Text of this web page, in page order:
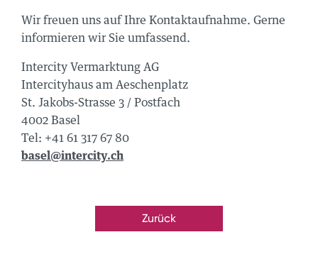
finden:
Wir freuen uns auf Ihre Kontaktaufnahme. Gerne
informieren wir Sie umfassend.
Intercity Vermarktung AG
Intercityhaus am Aeschenplatz
St. Jakobs-Strasse 3 / Postfach
4002 Basel
Tel: +41 61 317 67 80
basel@intercity.ch
Zurück